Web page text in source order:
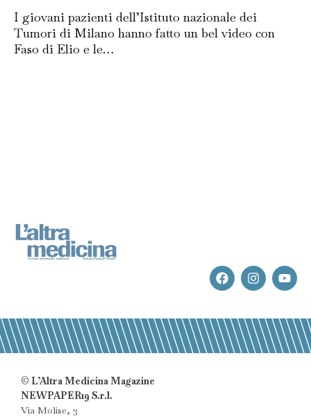
I giovani pazienti dell’Istituto nazionale dei
Tumori di Milano hanno fatto un bel video con
Faso di Elio e le…
© L’Altra Medicina Magazine
NEWPAPER19 S.r.l.
Via Molise, 3